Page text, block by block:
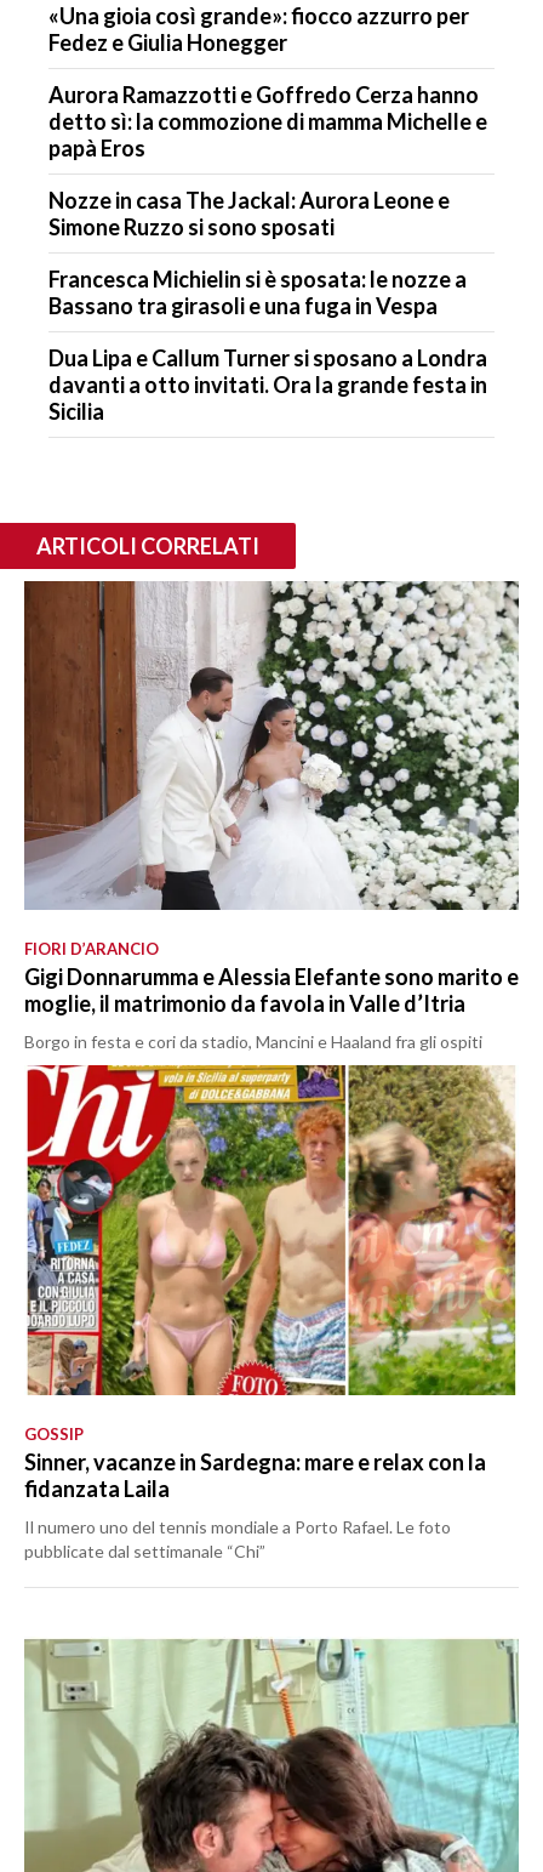
«Una gioia così grande»: fiocco azzurro per
Fedez e Giulia Honegger
Aurora Ramazzotti e Goffredo Cerza hanno
detto sì: la commozione di mamma Michelle e
papà Eros
Nozze in casa The Jackal: Aurora Leone e
Simone Ruzzo si sono sposati
Francesca Michielin si è sposata: le nozze a
Bassano tra girasoli e una fuga in Vespa
Dua Lipa e Callum Turner si sposano a Londra
davanti a otto invitati. Ora la grande festa in
Sicilia
ARTICOLI CORRELATI
FIORI D’ARANCIO
Gigi Donnarumma e Alessia Elefante sono marito e
moglie, il matrimonio da favola in Valle d’Itria
Borgo in festa e cori da stadio, Mancini e Haaland fra gli ospiti
GOSSIP
Sinner, vacanze in Sardegna: mare e relax con la
fidanzata Laila
Il numero uno del tennis mondiale a Porto Rafael. Le foto
pubblicate dal settimanale “Chi”